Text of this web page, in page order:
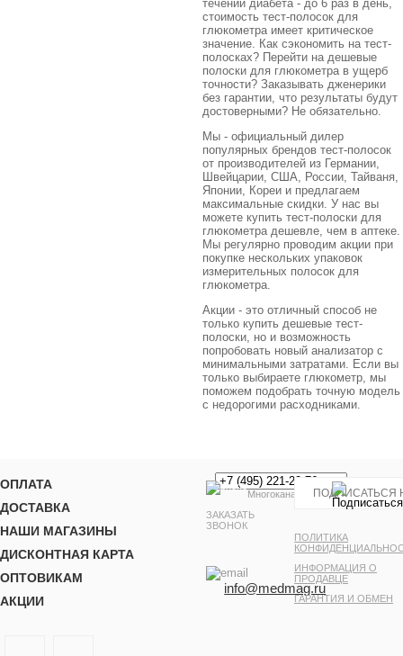
течении диабета - до 6 раз в день,
стоимость тест-полосок для
глюкометра имеет критическое
значение. Как сэкономить на тест-
полосках? Перейти на дешевые
полоски для глюкометра в ущерб
точности? Заказывать дженерики
без гарантии, что результаты будут
достоверными? Не обязательно.
Мы - официальный дилер
популярных брендов тест-полосок
от производителей из Германии,
Швейцарии, США, России, Тайваня,
Японии, Кореи и предлагаем
максимальные скидки. У нас вы
можете купить тест-полоски для
глюкометра дешевле, чем в аптеке.
Мы регулярно проводим акции при
покупке нескольких упаковок
измерительных полосок для
глюкометра.
Акции - это отличный способ не
только купить дешевые тест-
полоски, но и возможность
попробовать новый анализатор с
минимальными затратами. Если вы
только выбираете глюкометр, мы
поможем подобрать точную модель
с недорогими расходниками.
ОПЛАТА
ДОСТАВКА
НАШИ МАГАЗИНЫ
ДИСКОНТНАЯ КАРТА
ОПТОВИКАМ
АКЦИИ
Многоканальный
ЗАКАЗАТЬ
ЗВОНОК
info@medmag.ru
ПОЛИТИКА
ИНФОРМАЦИЯ О
ПРОДАВЦЕ
ГАРАНТИЯ И ОБМЕН